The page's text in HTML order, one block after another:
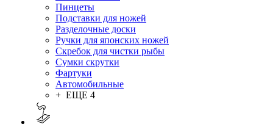
Пинцеты
Подставки для ножей
Разделочные доски
Ручки для японских ножей
Скребок для чистки рыбы
Сумки скрутки
Фартуки
Автомобильные
+ ЕЩЕ 4